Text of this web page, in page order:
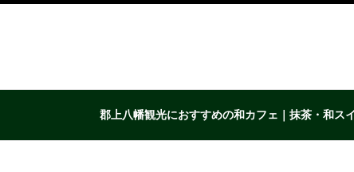
郡上八幡観光におすすめの和カフェ｜抹茶・和ス